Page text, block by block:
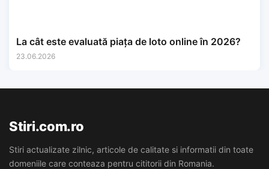
La cât este evaluată piața de loto online în 2026?
23.06.2026
Stiri.com.ro
Stiri actualizate zilnic, articole de calitate si informatii din toate
domeniile care conteaza pentru cititorii din Romania.